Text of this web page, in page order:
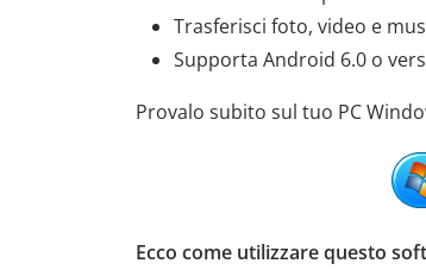
Trasferisci foto, video e
Supporta Android 6.0 o
Provalo subito sul tuo PC
Ecco come utilizzare questo